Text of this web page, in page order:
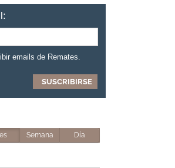
emails de Remates.
Semana Día